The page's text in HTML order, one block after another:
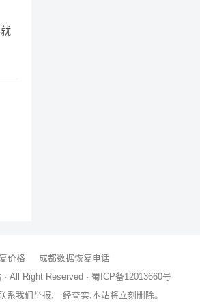
价格
成都数据恢复电话
· All Right Reserved · 蜀ICP备12013660号
我们举报,一经查实,本站将立刻删除。